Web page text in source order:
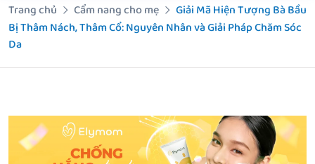
Trang chủ
Cẩm nang cho mẹ
Giải Mã Hiện Tượng Bà Bầu
Bị Thâm Nách, Thâm Cổ: Nguyên Nhân và Giải Pháp Chăm Sóc
Da